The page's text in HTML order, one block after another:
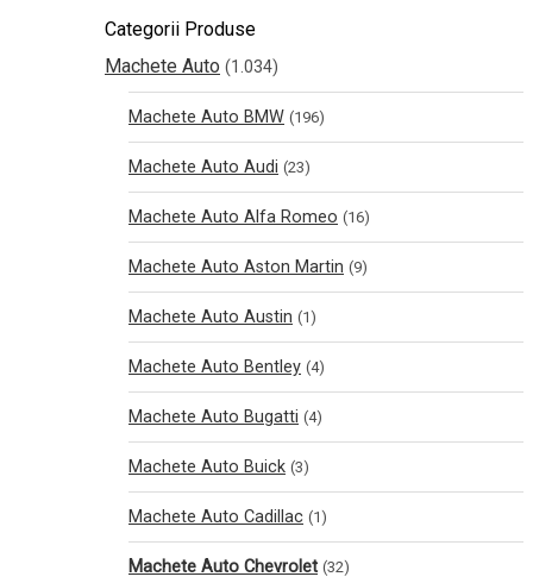
Categorii Produse
Machete Auto (1.034)
Machete Auto BMW (196)
Machete Auto Audi (23)
Machete Auto Alfa Romeo (16)
Machete Auto Aston Martin (9)
Machete Auto Austin (1)
Machete Auto Bentley (4)
Machete Auto Bugatti (4)
Machete Auto Buick (3)
Machete Auto Cadillac (1)
Machete Auto Chevrolet (32)